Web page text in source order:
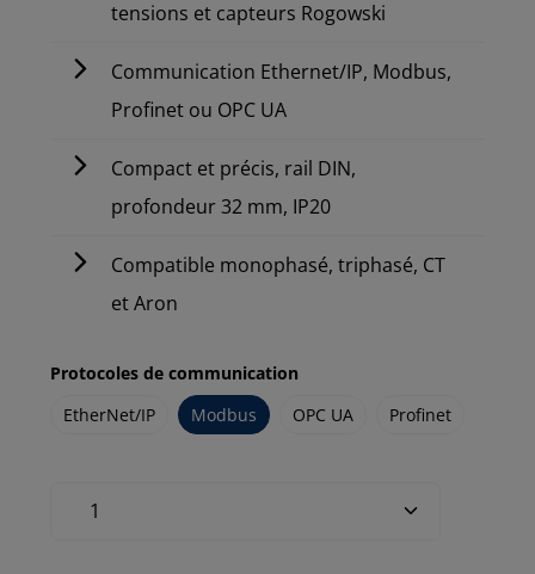
tensions et capteurs Rogowski
Communication Ethernet/IP, Modbus,
Profinet ou OPC UA
Compact et précis, rail DIN,
profondeur 32 mm, IP20
Compatible monophasé, triphasé, CT
et Aron
Protocoles de communication
EtherNet/IP
Modbus OPC UA Profinet